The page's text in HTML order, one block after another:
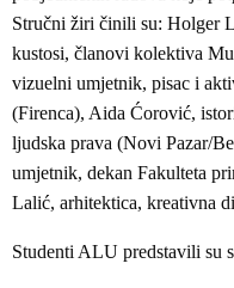
Stručni žiri činili su: Holger
kustosi, članovi kolektiva
vizuelni umjetnik, pisac i
(Firenca), Aida Ćorović,
ljudska prava (Novi Pazar/
umjetnik, dekan Fakulteta
Lalić, arhitektica, kreativna
Studenti ALU predstavili su